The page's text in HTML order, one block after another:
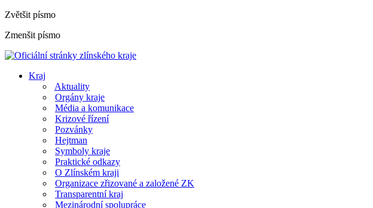
Zvětšit písmo
Zmenšit písmo
Kraj
Aktuality
Orgány kraje
Média a komunikace
Krizové řízení
Pozvánky
Hejtman
Symboly kraje
Praktické odkazy
O Zlínském kraji
Organizace zřizované a založené ZK
Transparentní kraj
Mezinárodní spolupráce